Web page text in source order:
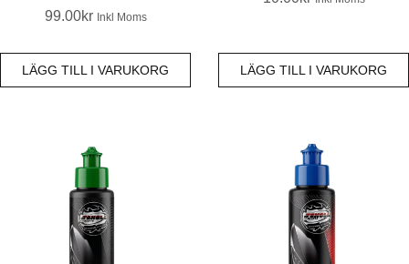
99.00Kr Inkl Moms
LÄGG TILL I VARUKORG LÄGG TILL I VARUKORG